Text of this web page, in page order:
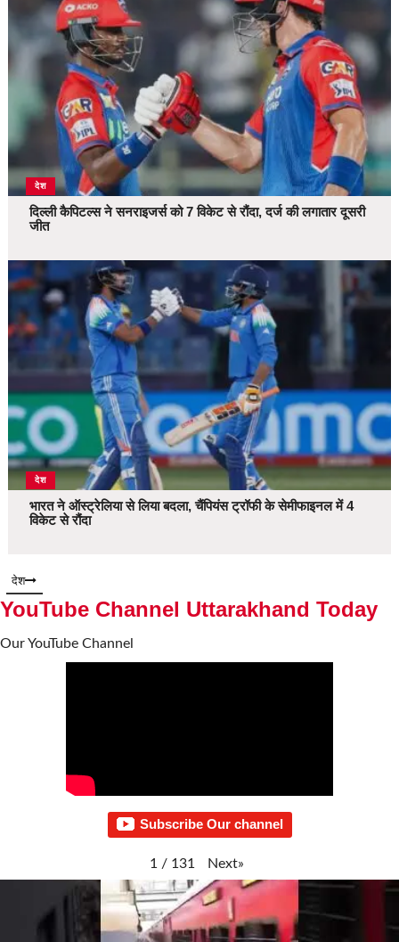
देश
दिल्ली कैपिटल्स ने सनराइजर्स को 7 विकेट से रौंदा, दर्ज की लगातार दूसरी
जीत
देश
भारत ने ऑस्ट्रेलिया से लिया बदला, चैंपियंस ट्रॉफी के सेमीफाइनल में 4
विकेट से रौंदा
देश
YouTube Channel Uttarakhand Today
Our YouTube Channel
Subscribe Our channel
1 / 131 Next»